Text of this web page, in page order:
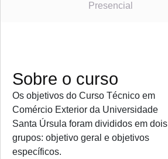
Presencial
Sobre o curso
Os objetivos do Curso Técnico em
Comércio Exterior da Universidade
Santa Úrsula foram divididos em dois
grupos: objetivo geral e objetivos
específicos.